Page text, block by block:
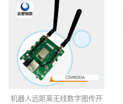
机器人远距离无线数字图传开